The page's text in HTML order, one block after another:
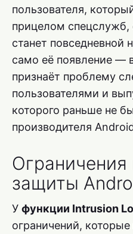
пользователя,
прицелом спецслужб,
станет
само её появление —
признаёт проблему
пользователями и
которого раньше не
производителя
Ограничения
защиты
У функции Intrusion
ограничений,